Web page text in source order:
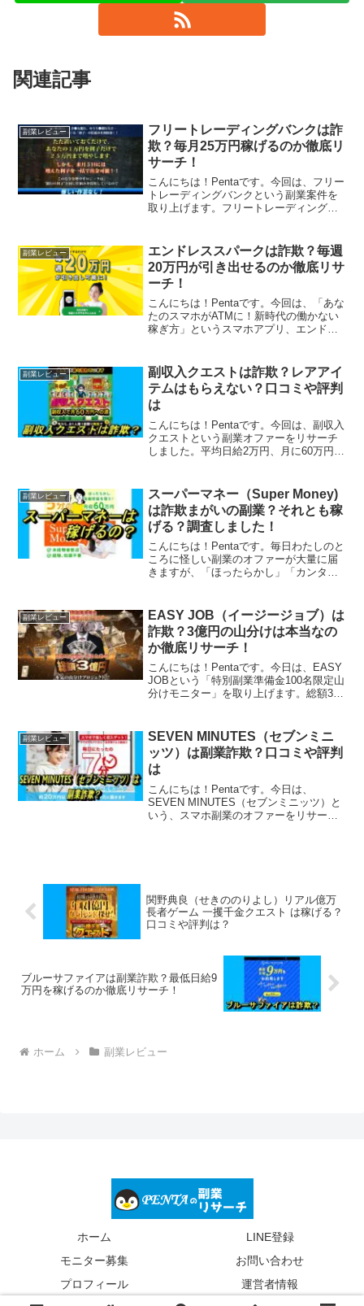
関連記事
副業レビュー
フリートレーディングバンクは詐
欺？毎月25万円稼げるのか徹底リ
サーチ！
こんにちは！Pentaです。今回は、フリー
トレーディングバンクという副業案件を
取り上げます。フリートレーディングバ
んとうなら、助かりますが・・・・。真
相を探るべく、...
副業レビュー
エンドレススパークは詐欺？毎週
20万円が引き出せるのか徹底リサ
ーチ！
こんにちは！Pentaです。今回は、「あな
たのスマホがATMに！新時代の働かない
稼ぎ方」というスマホアプリ、エンドレ
毎週20万円が引き出し可能になるとい
う、スマホアプリ...
副業レビュー
副収入クエストは詐欺？レアアイ
テムはもらえない？口コミや評判
は
こんにちは！Pentaです。今回は、副収入
クエストという副業オファーをリサーチ
しました。平均日給2万円、月に60万円稼
オファーではないのか、さっそくリサー
チ開始です。副...
副業レビュー
スーパーマネー（Super Money)
は詐欺まがいの副業？それとも稼
げる？調査しました！
こんにちは！Pentaです。毎日わたしのと
ころに怪しい副業のオファーが大量に届
きますが、「ほったらかし」「カンタ
欺まがいの怪しくて稼げない副業案件で
す。騙されないよ...
副業レビュー
EASY JOB（イージージョブ）は
詐欺？3億円の山分けは本当なの
か徹底リサーチ！
こんにちは！Pentaです。今日は、EASY
JOBという「特別副業準備金100名限定山
分けモニター」を取り上げます。総額3億
ことなので、さっそく徹底リサーチして
み...
副業レビュー
SEVEN MINUTES（セブンミニ
ッツ）は副業詐欺？口コミや評判
は
こんにちは！Pentaです。今日は、
SEVEN MINUTES（セブンミニッツ）と
いう、スマホ副業のオファーをリサーチ
関野典良（せきののりよし）リアル億万
長者ゲーム 一攫千金クエスト は稼げる？
口コミや評判は？
ブルーサファイアは副業詐欺？最低日給9
万円を稼げるのか徹底リサーチ！
ホーム 副業レビュー
ホーム
LINE登録
モニター募集
お問い合わせ
プロフィール
運営者情報